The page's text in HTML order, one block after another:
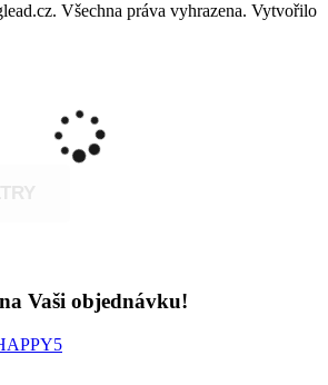
Všechna práva vyhrazena. Vytvořilo
Vaši objednávku!